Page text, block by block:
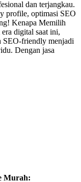
dan terjangkau.
profile, optimasi SEO
Kenapa Memilih
digital saat ini,
SEO-friendly menjadi
Dengan jasa
Murah: